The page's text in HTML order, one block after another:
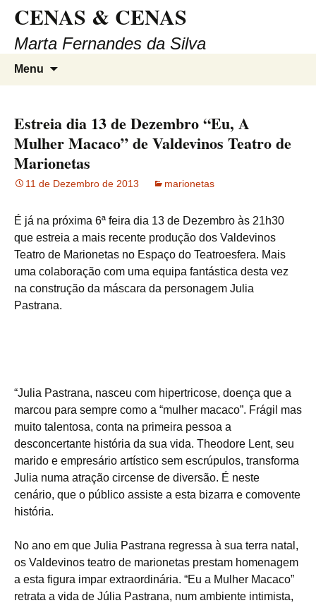
paraCENAS & CENAS
Marta Fernandes da Silva
Menu
Estreia dia 13 de Dezembro “Eu, A
Mulher Macaco” de Valdevinos Teatro de
Marionetas
11 de Dezembro de 2013 marionetas
É já na próxima 6ª feira dia 13 de Dezembro às 21h30
que estreia a mais recente produção dos Valdevinos
Teatro de Marionetas no Espaço do Teatroesfera. Mais
uma colaboração com uma equipa fantástica desta vez
na construção da máscara da personagem Julia
Pastrana.
“Julia Pastrana, nasceu com hipertricose, doença que a
marcou para sempre como a “mulher macaco”. Frágil mas
muito talentosa, conta na primeira pessoa a
desconcertante história da sua vida. Theodore Lent, seu
marido e empresário artístico sem escrúpulos, transforma
Julia numa atração circense de diversão. É neste
cenário, que o público assiste a esta bizarra e comovente
história.
No ano em que Julia Pastrana regressa à sua terra natal,
os Valdevinos teatro de marionetas prestam homenagem
a esta figura impar extraordinária. “Eu a Mulher Macaco”
retrata a vida de Júlia Pastrana, num ambiente intimista,